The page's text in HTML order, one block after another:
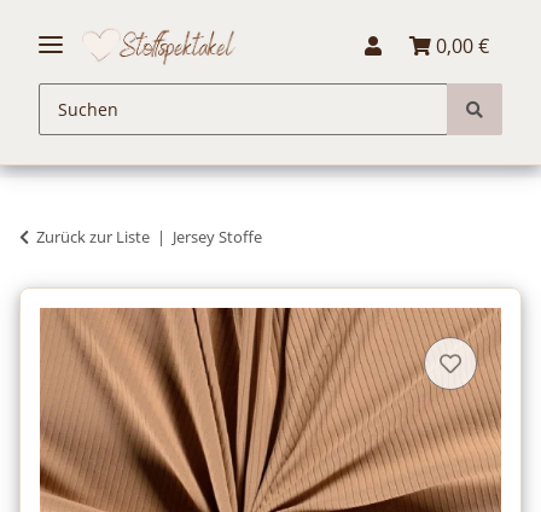
0,00 €
Zurück zur Liste Jersey Stoffe